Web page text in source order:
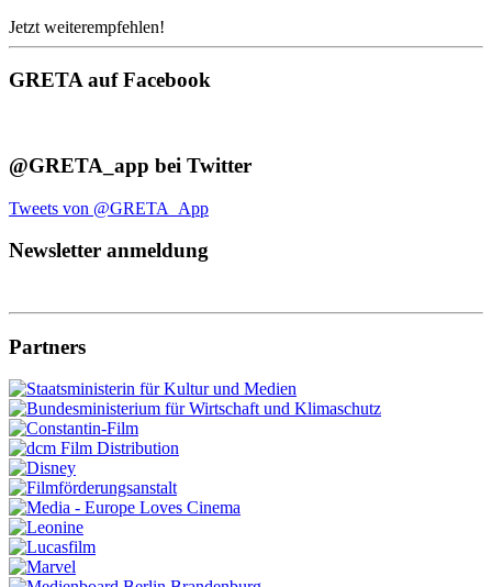
Jetzt weiterempfehlen!
GRETA auf Facebook
@GRETA_app bei Twitter
Tweets von @GRETA_App
Newsletter anmeldung
Partners